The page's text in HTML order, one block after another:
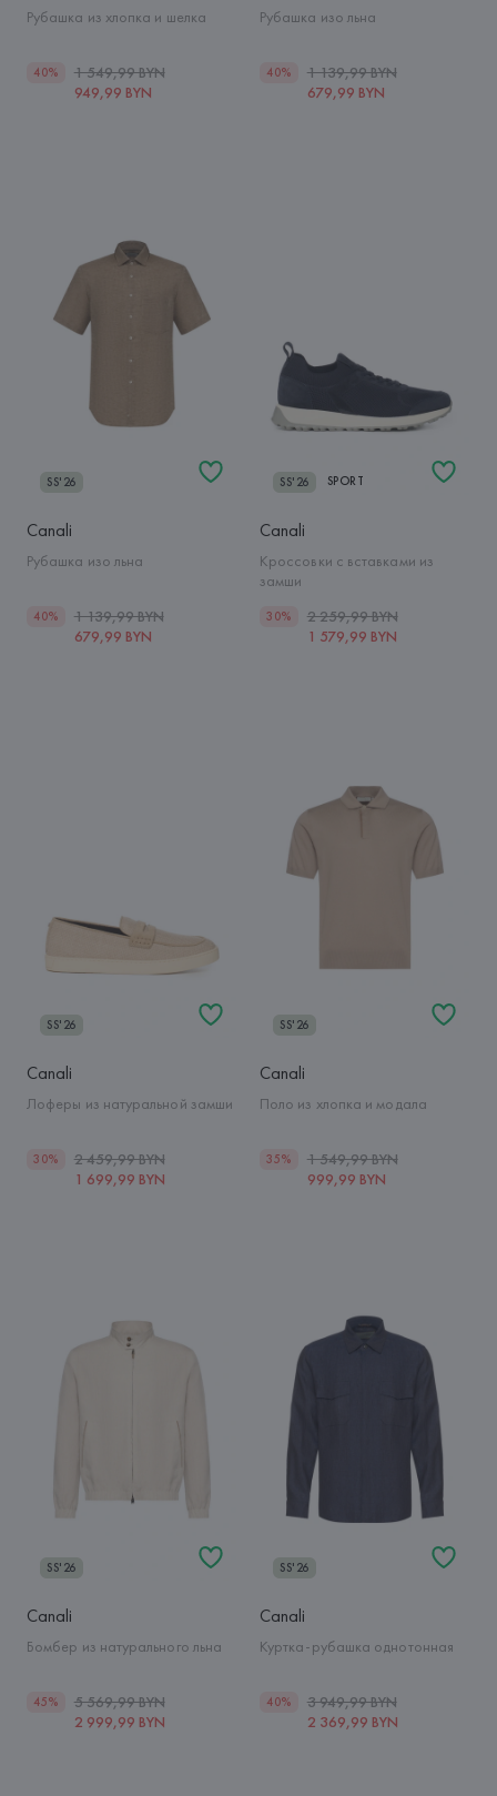
Рубашка из хлопка и шелка
40%
1 549,99 BYN
949,99 BYN
Рубашка изо льна
40%
1 139,99 BYN
679,99 BYN
SS'26
Canali
Рубашка изо льна
40%
1 139,99 BYN
679,99 BYN
SS'26 SPORT
Canali
Кроссовки с вставками из
замши
30%
2 259,99 BYN
1 579,99 BYN
SS'26
Canali
Лоферы из натуральной замши
30%
2 459,99 BYN
1 699,99 BYN
SS'26
Canali
Поло из хлопка и модала
35%
1 549,99 BYN
999,99 BYN
SS'26
Canali
Бомбер из натурального льна
45%
5 569,99 BYN
2 999,99 BYN
SS'26
Canali
Куртка-рубашка однотонная
40%
3 949,99 BYN
2 369,99 BYN